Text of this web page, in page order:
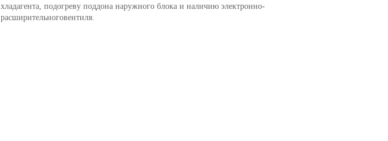
хладагента, подогреву поддона наружного блока и наличию электронно-
расширительноговентиля.